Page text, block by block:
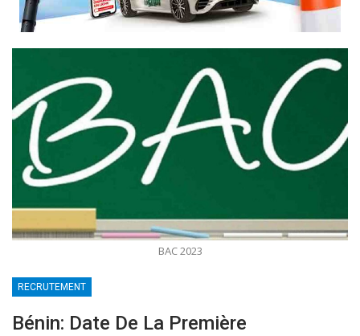
BAC 2023
RECRUTEMENT
Bénin: Date De La Première